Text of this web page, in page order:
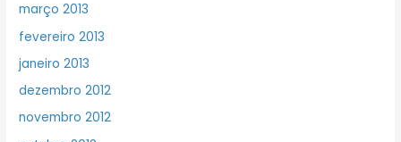
março 2013
fevereiro 2013
janeiro 2013
dezembro 2012
novembro 2012